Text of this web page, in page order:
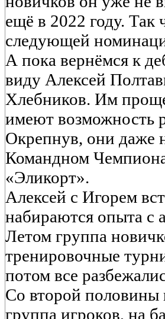
ещё в 2022 году.
следующей
А пока вернёмся к
виду Алексей
Хлебников. Им
имеют возможность
Окрепнув, они даже
Командном
«Эликорт».
Алексей с Игорем
набираются опыта с
Летом группа
тренировочные
потом все
Со второй половины
группа игроков, на